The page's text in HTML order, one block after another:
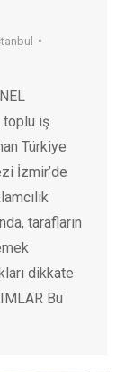
toplu iş
Türkiye
İzmir’de
tarafların
dikkate
Bu